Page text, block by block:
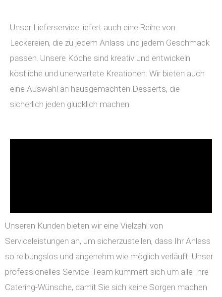
Unser Lieferservice liefert auch eine Reihe von
Leckereien, die zu jedem Anlass und jedem Geschmack
passen. Unsere Köche sind kreativ und entwickeln
köstliche und unerwartete Kreationen. Wir bieten auch
eine Auswahl an hausgemachten Desserts, die
sicherlich jeden glücklich machen.
Unseren Kunden bieten wir eine Vielzahl von
Serviceleistungen an, um sicherzustellen, dass Ihr Anlass
so reibungslos und angenehm wie möglich verläuft. Unser
professionelles Service-Team kümmert sich um alle Ihre
Catering-Wünsche, damit Sie sich keine Sorgen machen